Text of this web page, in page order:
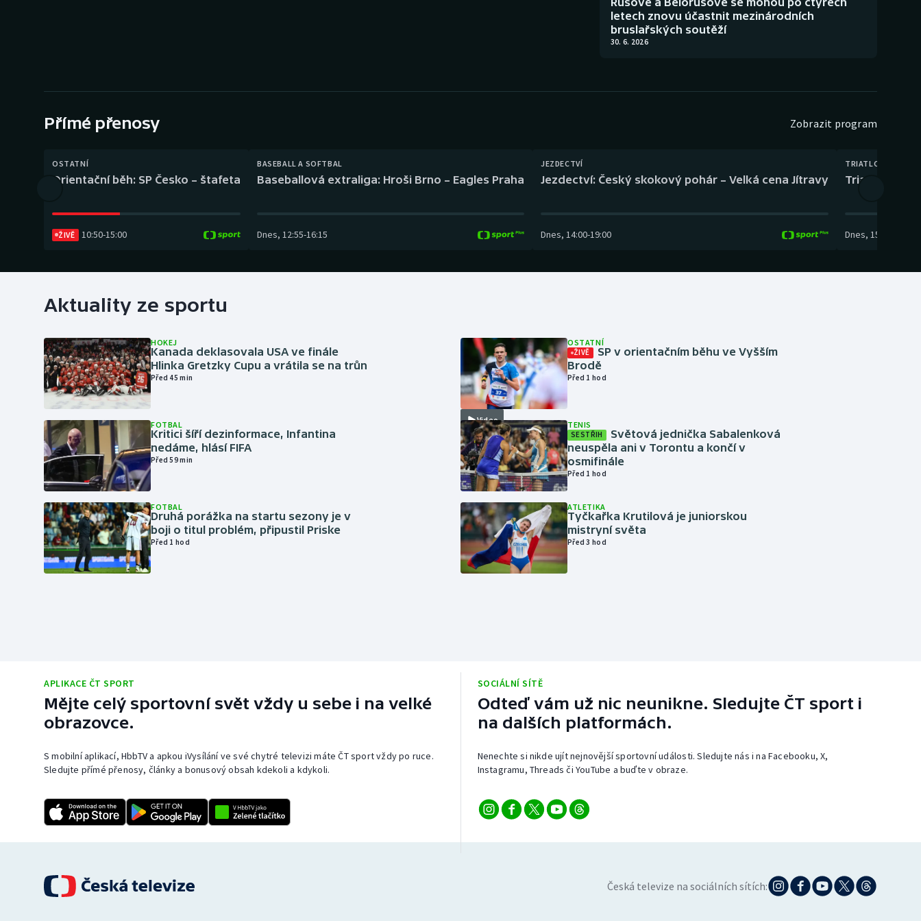
Gymnastika
letech znovu účastnit mezinárodních
bruslařských soutěží
30. 6. 2026
Přímé přenosy Zobrazit program
OSTATNÍ
Orientační běh: SP Česko – štafeta
ŽIVĚ 10:50-15:00
BASEBALL A SOFTBAL
Baseballová extraliga: Hroši Brno – Eagles Praha
Dnes, 12:55-16:15
JEZDECTVÍ
Jezdectví: Český skokový pohár – Velká cena Jítravy
Dnes, 14:00-19:00
TRIATLON
Triatlon:
Dnes, 15:00
Aktuality ze sportu
HOKEJ
Kanada deklasovala USA ve finále
Hlinka Gretzky Cupu a vrátila se na trůn
Před 45 min
FOTBAL
Kritici šíří dezinformace, Infantina
nedáme, hlásí FIFA
Před 59 min
FOTBAL
Druhá porážka na startu sezony je v
boji o titul problém, připustil Priske
Před 1 hod
Video
OSTATNÍ
ŽIVĚ
SP v orientačním běhu ve Vyšším
Brodě
Před 1 hod
TENIS
SESTŘIH
Světová jednička Sabalenková
neuspěla ani v Torontu a končí v
osmifinále
Před 1 hod
ATLETIKA
Tyčkařka Krutilová je juniorskou
mistryní světa
Před 3 hod
APLIKACE ČT SPORT
Mějte celý sportovní svět vždy u sebe i na velké
obrazovce.
S mobilní aplikací, HbbTV a apkou iVysílání ve své chytré televizi máte ČT sport vždy po ruce.
Sledujte přímé přenosy, články a bonusový obsah kdekoli a kdykoli.
SOCIÁLNÍ SÍTĚ
Odteď vám už nic neunikne. Sledujte ČT sport i
na dalších platformách.
Nenechte si nikde ujít nejnovější sportovní události. Sledujte nás i na Facebooku, X,
Instagramu, Threads či YouTube a buďte v obraze.
Česká televize na sociálních sítích: